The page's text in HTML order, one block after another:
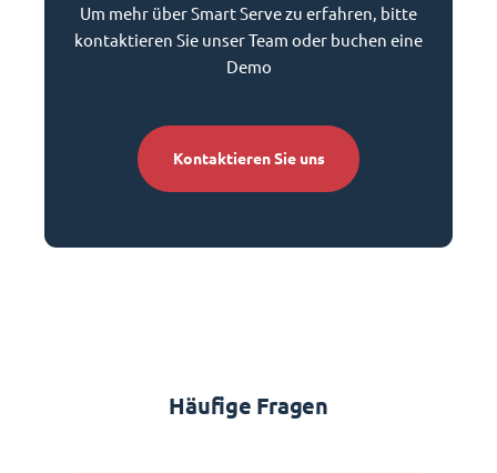
Um mehr über Smart Serve zu erfahren, bitte
kontaktieren Sie unser Team oder buchen eine
Demo
Kontaktieren Sie uns
Häufige Fragen